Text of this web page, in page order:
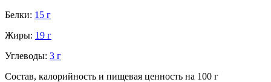
Белки: 15 г
Жиры: 19 г
Углеводы: 3 г
Состав, калорийность и пищевая ценность на 100 г